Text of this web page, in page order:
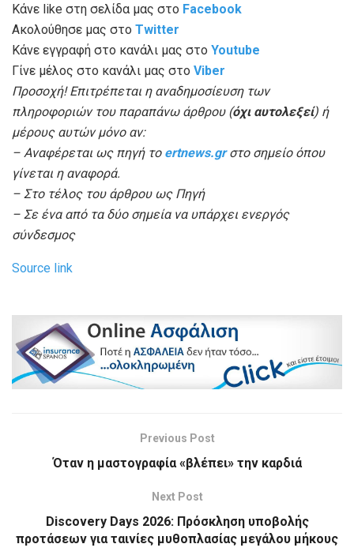
Κάνε like στη σελίδα μας στο Facebook
Ακολούθησε μας στο Twitter
Κάνε εγγραφή στο κανάλι μας στο Youtube
Γίνε μέλος στο κανάλι μας στο Viber
Προσοχή! Επιτρέπεται η αναδημοσίευση των
πληροφοριών του παραπάνω άρθρου (όχι αυτολεξεί) ή
μέρους αυτών μόνο αν:
– Αναφέρεται ως πηγή το ertnews.gr στο σημείο όπου
γίνεται η αναφορά.
– Στο τέλος του άρθρου ως Πηγή
– Σε ένα από τα δύο σημεία να υπάρχει ενεργός
σύνδεσμος
Source link
Previous Post
Όταν η μαστογραφία «βλέπει» την καρδιά
Next Post
Discovery Days 2026: Πρόσκληση υποβολής
προτάσεων για ταινίες μυθοπλασίας μεγάλου μήκους